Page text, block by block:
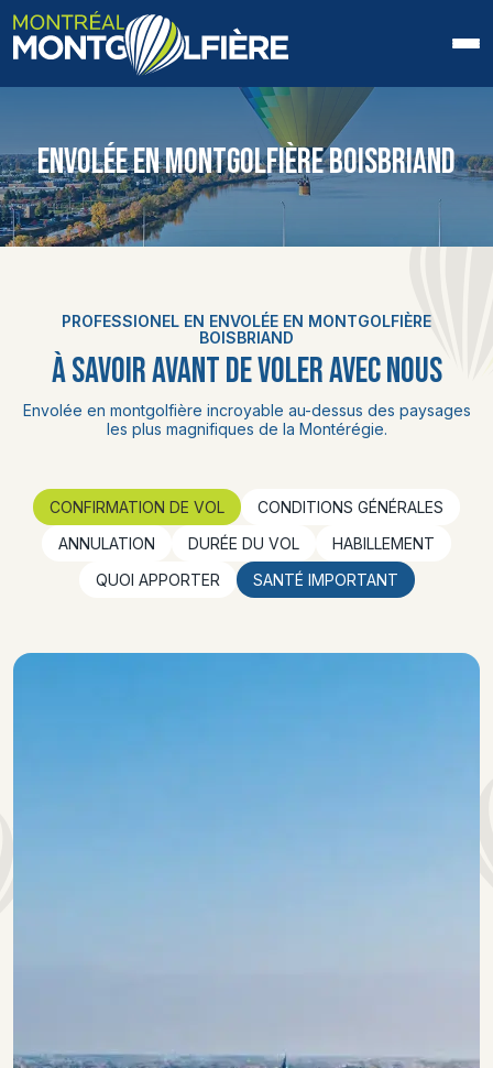
QUI SOMMES-NOUS
FAQ
PHOTOS ET VIDÉOS
ENVOLÉE EN MONTGOLFIÈRE BOISBRIAND
PROFESSIONEL EN ENVOLÉE EN MONTGOLFIÈRE
BOISBRIAND
À SAVOIR AVANT DE VOLER AVEC NOUS
Envolée en montgolfière incroyable au-dessus des paysages
les plus magnifiques de la Montérégie.
CONFIRMATION DE VOL
CONDITIONS GÉNÉRALES
ANNULATION
DURÉE DU VOL
HABILLEMENT
QUOI APPORTER
SANTÉ IMPORTANT